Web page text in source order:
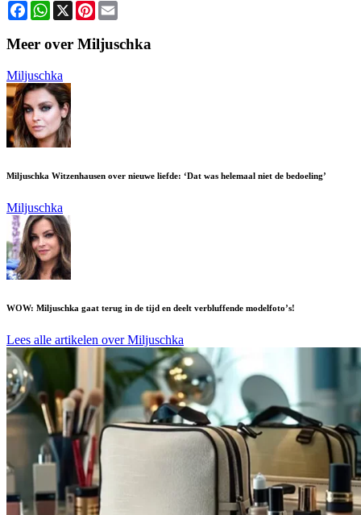
FacebookWhatsApp
X Pinterest
Meer over Miljuschka
Miljuschka
Miljuschka Witzenhausen over nieuwe liefde: ‘Dat was helemaal niet de bedoeling’
Miljuschka
WOW: Miljuschka gaat terug in de tijd en deelt verbluffende modelfoto’s!
Lees alle artikelen over Miljuschka